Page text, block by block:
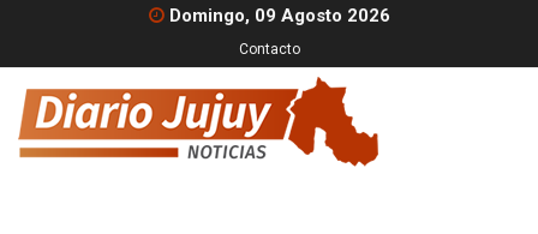
Domingo, 09 Agosto 2026
Contacto